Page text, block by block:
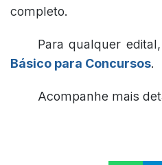
completo.
Para qualquer
Básico para Concursos.
Acompanhe mais